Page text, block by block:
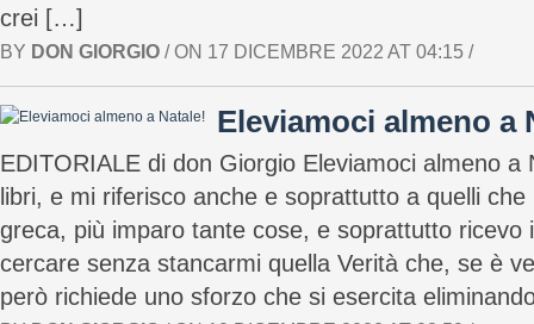
crei […]
BY DON GIORGIO / ON 17 DICEMBRE 2022 AT 04:15 /
Eleviamoci almeno a
EDITORIALE di don Giorgio Eleviamoci almeno a
libri, e mi riferisco anche e soprattutto a quelli che
greca, più imparo tante cose, e soprattutto ricevo
cercare senza stancarmi quella Verità che, se è
però richiede uno sforzo che si esercita